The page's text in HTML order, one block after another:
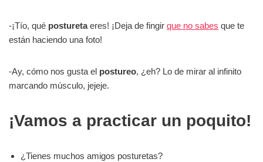
-¡Tío, qué posturetaeres! ¡Deja de fingir que no sabes que te
están haciendo una foto!
-Ay, cómo nos gusta el postureo, ¿eh? Lo de mirar al infinito
marcando músculo, jejeje.
¡Vamos a practicar un poquito!
¿Tienes muchos amigos posturetas?